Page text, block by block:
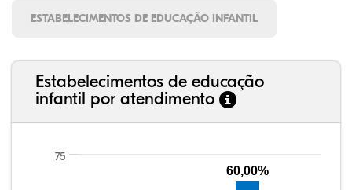
ESTABELECIMENTOS DE EDUCAÇÃO INFANTIL
Estabelecimentos de educação
infantil por atendimento
75
60,00%